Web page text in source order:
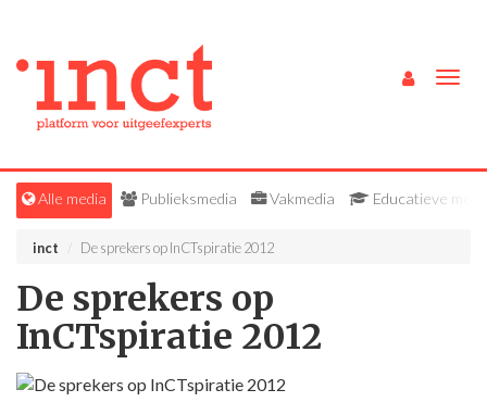
Alle media Publieksmedia Vakmedia Educatieve
inct De sprekers op InCTspiratie 2012
De sprekers op
InCTspiratie 2012